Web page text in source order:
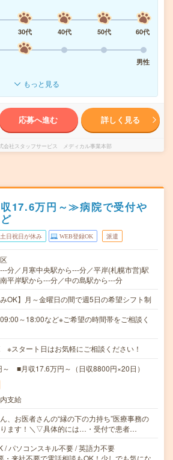
30代 40代 50代
60代
男性
もっと見る
応募へ進む 詳しく見る
会社スタッフサービス メディカル事業本部
17.6万円～≫病院で受付や
土日祝日が休み WEB登録OK 派遣
分／月寒中央駅から---分／平岸(札幌市営)駅
平岸駅から---分／中の島駅から---分
みOK】月～金曜日の間で週5日の希望シフト制
～18:00など※ご希望の時間帯をご相談く
※スタート日はお気軽にご相談ください！
～ ■月収17.6万円～（日収8800円×20日）
支給
、お医者さんの“縁の下の力持ち”医療事務の
ります！＼▽具体的には…・受付で患者…
/ パソコンスキル不要 / 英語力不要
・来社不要で電話相談もOK！少しでも気にな